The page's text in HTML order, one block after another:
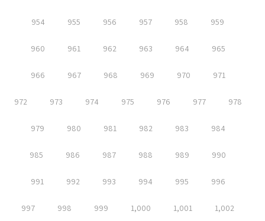
954 955 956 957 958 959
960 961 962 963 964 965
966 967 968 969 970 971
972 973 974 975 976 977 978
979 980 981 982 983 984
985 986 987 988 989 990
991 992 993 994 995 996
997 998 999 1,000 1,001 1,002